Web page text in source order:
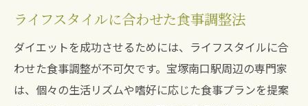
ライフスタイルに合わせた食事調整法
ダイエットを成功させるためには、ライフスタイルに合
わせた食事調整が不可欠です。宝塚南口駅周辺の専門家
は、個々の生活リズムや嗜好に応じた食事プランを提案